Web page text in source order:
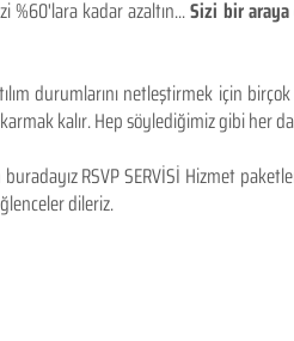
%60'lara kadar azaltın...Sizi bir
durumlarını netleştirmek için
kalır. Hep söylediğimiz gibi her
RSVP SERVİSİ Hizmet
dileriz.